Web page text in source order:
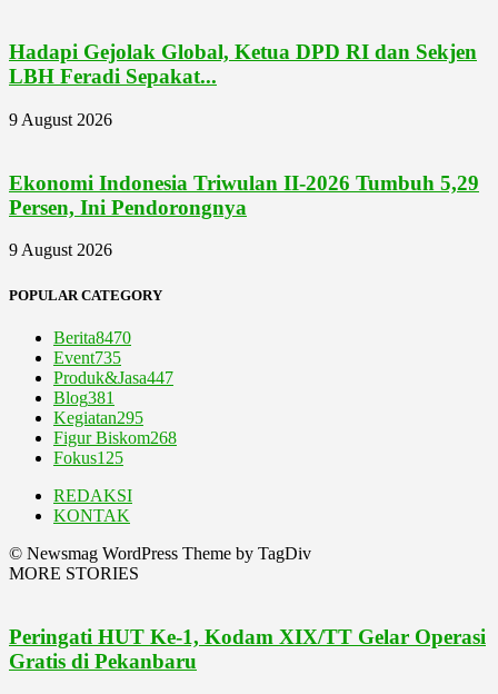
Hadapi Gejolak Global, Ketua DPD RI dan Sekjen
LBH Feradi Sepakat...
9 August 2026
Ekonomi Indonesia Triwulan II-2026 Tumbuh 5,29
Persen, Ini Pendorongnya
9 August 2026
POPULAR CATEGORY
Berita8470
Event735
Produk&Jasa447
Blog381
Kegiatan295
Figur Biskom268
Fokus125
REDAKSI
KONTAK
© Newsmag WordPress Theme by TagDiv
MORE STORIES
Peringati HUT Ke-1, Kodam XIX/TT Gelar Operasi
Gratis di Pekanbaru